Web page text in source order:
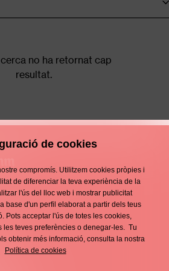
no ha retornat cap
resultat.
de cookies
compromís. Utilitzem cookies pròpies i
de diferenciar la teva experiència de la
l'ús del lloc web i mostrar publicitat
base d'un perfil elaborat a partir dels teus
Pots acceptar l'ús de totes les cookies,
les teves preferències o denegar-les. Tu
obtenir més informació, consulta la nostra
Política de cookies